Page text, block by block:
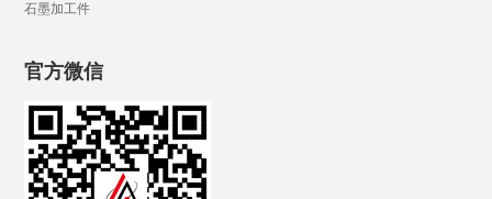
石墨加工件
官方微信